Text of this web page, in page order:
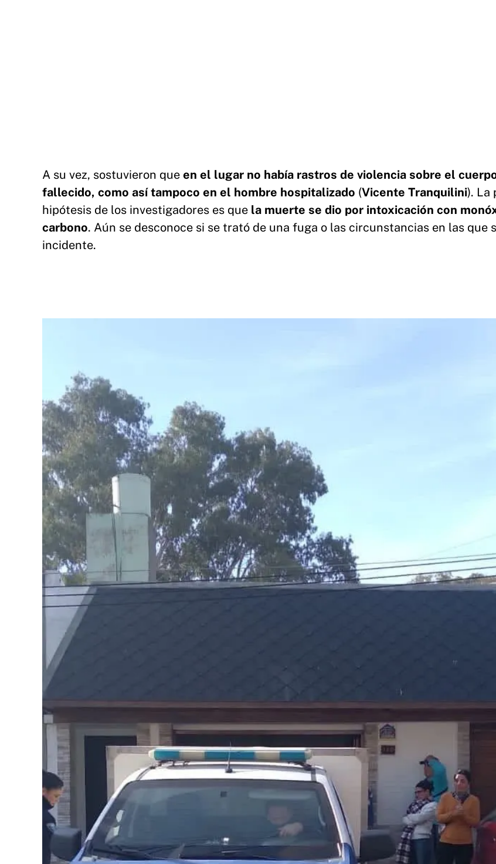
A su vez, sostuvieron que en el lugar no había rastros de violencia sobre el
fallecido, como así tampoco en el hombre hospitalizado (Vicente Tranquilini). La
hipótesis de los investigadores es que la muerte se dio por intoxicación con
carbono. Aún se desconoce si se trató de una fuga o las circunstancias en las que
incidente.